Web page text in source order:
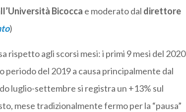
Bicocca e moderato dal direttore
)
rispetto agli scorsi mesi: i primi 9 mesi del 2020
del 2019 a causa principalmente dal
luglio-settembre si registra un +13% sul
mese tradizionalmente fermo per la “pausa”